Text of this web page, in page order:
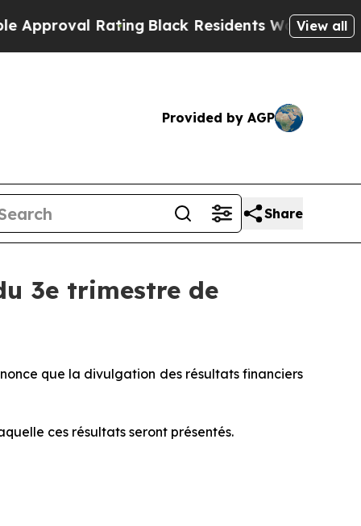
RatingBlack Residents Warned ofView all
Provided by AGP
Share
3e trimestre de
que la divulgation des résultats financiers
ces résultats seront présentés.